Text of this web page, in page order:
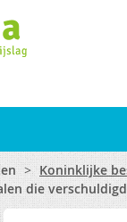
> Koninklijke
die